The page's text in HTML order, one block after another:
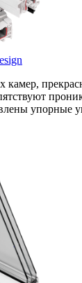
камер,
упорные